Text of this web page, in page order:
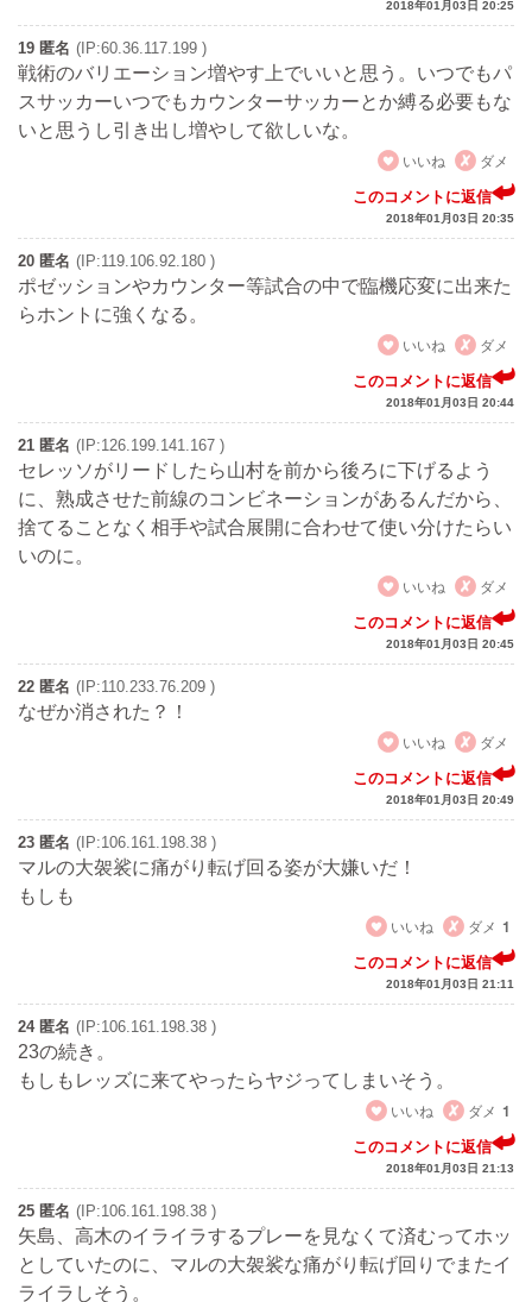
2018年01月03日 20:25
19 匿名 (IP:60.36.117.199 )
戦術のバリエーション増やす上でいいと思う。いつでもパ
スサッカーいつでもカウンターサッカーとか縛る必要もな
いと思うし引き出し増やして欲しいな。
いいね
ダメ
このコメントに返信
2018年01月03日 20:35
20 匿名 (IP:119.106.92.180 )
ポゼッションやカウンター等試合の中で臨機応変に出来た
らホントに強くなる。
いいね
ダメ
このコメントに返信
2018年01月03日 20:44
21 匿名 (IP:126.199.141.167 )
セレッソがリードしたら山村を前から後ろに下げるよう
に、熟成させた前線のコンビネーションがあるんだから、
捨てることなく相手や試合展開に合わせて使い分けたらい
いのに。
いいね
ダメ
このコメントに返信
2018年01月03日 20:45
22 匿名 (IP:110.233.76.209 )
なぜか消された？！
いいね
ダメ
このコメントに返信
2018年01月03日 20:49
23 匿名 (IP:106.161.198.38 )
マルの大袈裟に痛がり転げ回る姿が大嫌いだ！
もしも
いいね
ダメ 1
このコメントに返信
2018年01月03日 21:11
24 匿名 (IP:106.161.198.38 )
23の続き。
もしもレッズに来てやったらヤジってしまいそう。
いいね
ダメ 1
このコメントに返信
2018年01月03日 21:13
25 匿名 (IP:106.161.198.38 )
矢島、高木のイライラするプレーを見なくて済むってホッ
としていたのに、マルの大袈裟な痛がり転げ回りでまたイ
ライラしそう。